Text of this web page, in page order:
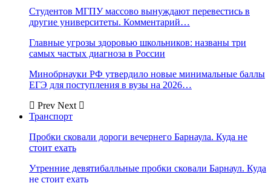
Студентов МГПУ массово вынуждают перевестись в
другие университеты. Комментарий…
Главные угрозы здоровью школьников: названы три
самых частых диагноза в России
Минобрнауки РФ утвердило новые минимальные баллы
ЕГЭ для поступления в вузы на 2026…
Prev Next
Транспорт
Пробки сковали дороги вечернего Барнаула. Куда не
стоит ехать
Утренние девятибалльные пробки сковали Барнаул. Куда
не стоит ехать